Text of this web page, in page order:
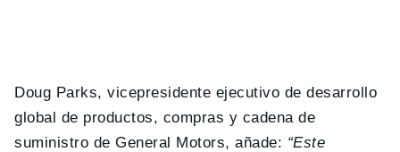
Doug Parks, vicepresidente ejecutivo de desarrollo
global de productos, compras y cadena de
suministro de General Motors, añade: “Este